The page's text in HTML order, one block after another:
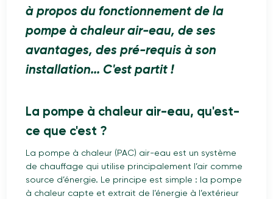
à propos du fonctionnement de la
pompe à chaleur air-eau, de ses
avantages, des pré-requis à son
installation... C'est partit !
La pompe à chaleur air-eau, qu'est-
ce que c'est ?
La pompe à chaleur (PAC) air-eau est un système
de chauffage qui utilise principalement l’air comme
source d’énergie. Le principe est simple : la pompe
à chaleur capte et extrait de l’énergie à l’extérieur